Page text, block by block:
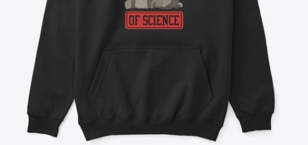
Verkoop overal
Unisex Premium Pullover Hoodie
Comfort Tee
Unisex Classic Crewneck Sweatshirt
US$ 32,99